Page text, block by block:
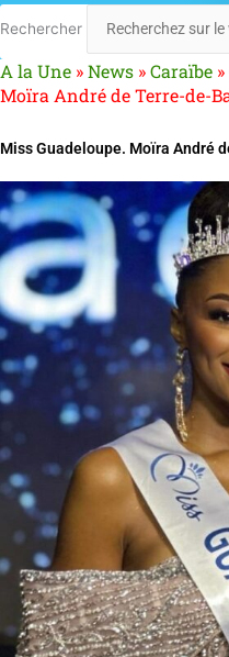
Rechercher
A la Une »News »Caraïbe »
Moïra André de Terre-de-
Miss Guadeloupe. Moïra André